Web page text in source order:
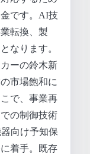
です。AI技
転換、製
なります。
ーの鈴木新
市場飽和に
で、事業再
の制御技術
向け予知保
着手。既存